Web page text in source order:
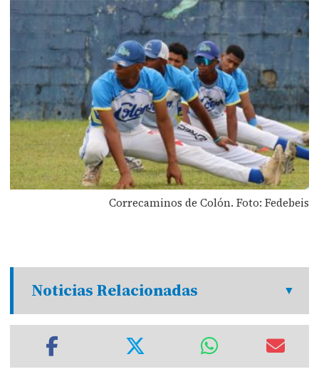
Correcaminos de Colón. Foto: Fedebeis
Noticias Relacionadas